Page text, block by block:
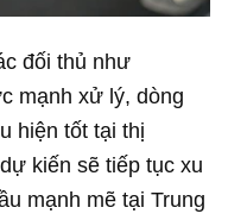
đối thủ như
mạnh xử lý, dòng
hiện tốt tại thị
kiến sẽ tiếp tục xu
mạnh mẽ tại Trung